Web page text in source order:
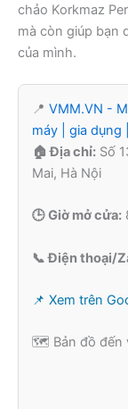
chảo Korkmaz
mà còn giúp bạn
của mình.
📍 VMM.VN -
máy | gia dụng
🏠 Địa chỉ: Số
Mai, Hà Nội
🕒 Giờ mở cửa:
📞 Điện thoại/
📌 Xem trên
🗺️ Bản đồ đến